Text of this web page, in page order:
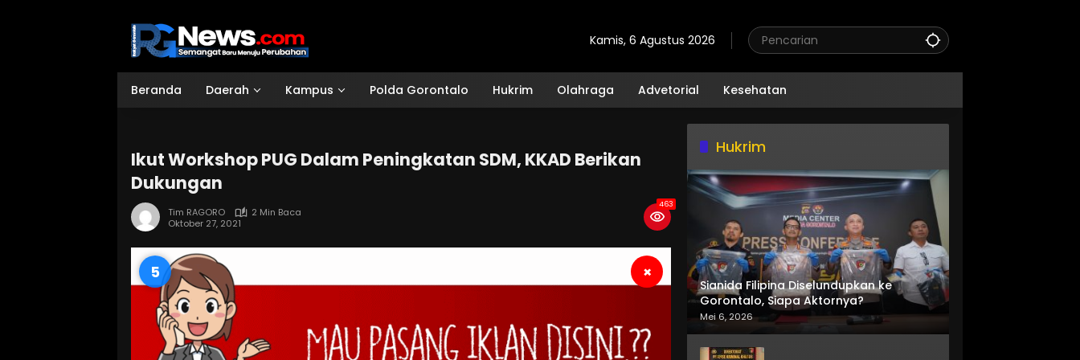
Kamis, 6 Agustus 2026
Beranda Daerah Kampus Polda Gorontalo Hukrim Olahraga Advetorial Kesehatan
Ikut Workshop PUG Dalam Peningkatan SDM, KKAD Berikan
Dukungan
Tim RAGORO
2 Min Baca
Oktober 27, 2021
463
3 ×
Hukrim
Sianida Filipina Diselundupkan ke
Gorontalo, Siapa Aktornya?
Mei 6, 2026